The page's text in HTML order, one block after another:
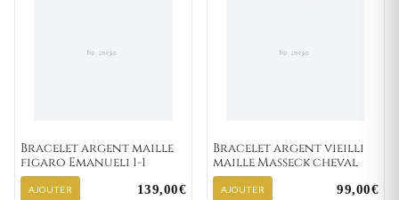
Bracelet argent maille
figaro Emanueli 1-1
AJOUTER 139,00€
Bracelet argent vieilli
maille Masseck cheval
AJOUTER 99,00€